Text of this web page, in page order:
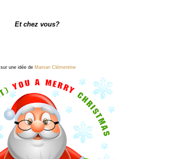
Et chez vous?
sur une idée de Maman Clémentine